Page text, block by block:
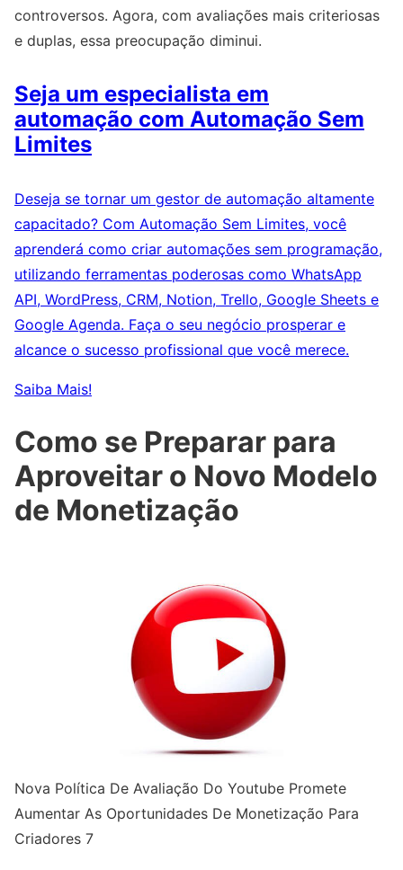
controversos. Agora, com avaliações mais criteriosas
e duplas, essa preocupação diminui.
Seja um especialista em
automação com Automação Sem
Limites
Deseja se tornar um gestor de automação altamente
capacitado? Com Automação Sem Limites, você
aprenderá como criar automações sem programação,
utilizando ferramentas poderosas como WhatsApp
API, WordPress, CRM, Notion, Trello, Google Sheets e
Google Agenda. Faça o seu negócio prosperar e
alcance o sucesso profissional que você merece.
Saiba Mais!
Como se Preparar para
Aproveitar o Novo Modelo
de Monetização
Nova Política De Avaliação Do Youtube Promete
Aumentar As Oportunidades De Monetização Para
Criadores 7